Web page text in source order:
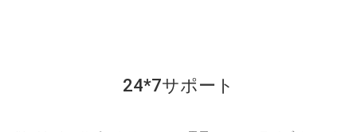
24*7サポート